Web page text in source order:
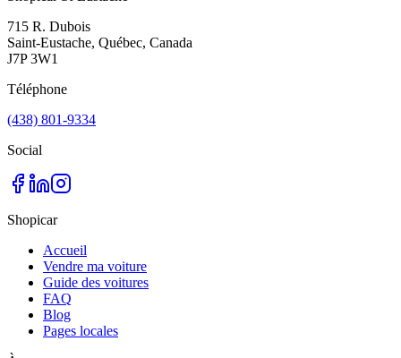
715 R. Dubois
Saint-Eustache, Québec, Canada
J7P 3W1
Téléphone
(438) 801-9334
Social
Shopicar
Accueil
Vendre ma voiture
Guide des voitures
FAQ
Blog
Pages locales